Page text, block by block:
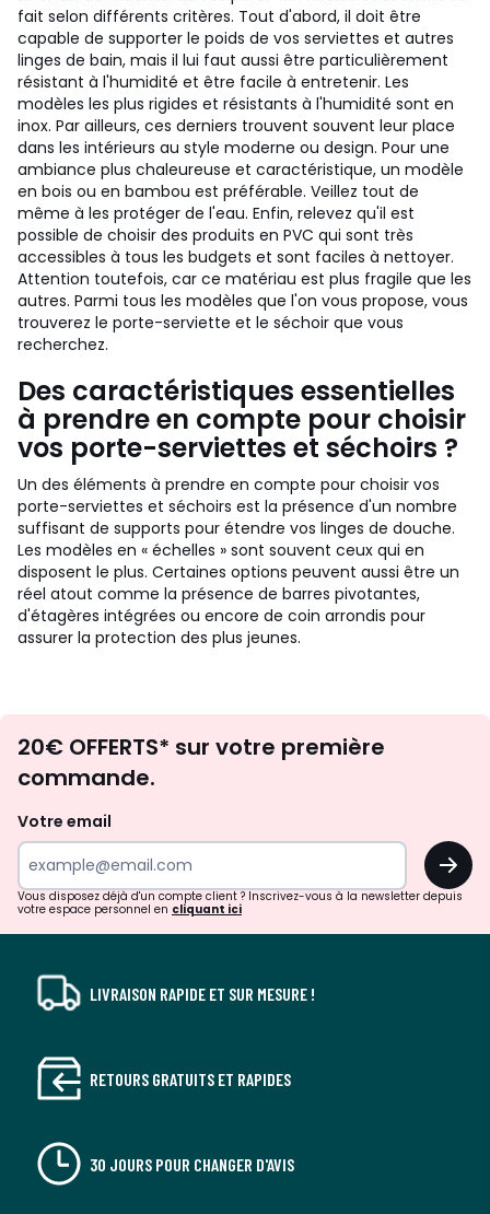
fait selon différents critères. Tout d'abord, il doit être
capable de supporter le poids de vos serviettes et autres
linges de bain, mais il lui faut aussi être particulièrement
résistant à l'humidité et être facile à entretenir. Les
modèles les plus rigides et résistants à l'humidité sont en
inox. Par ailleurs, ces derniers trouvent souvent leur place
dans les intérieurs au style moderne ou design. Pour une
ambiance plus chaleureuse et caractéristique, un modèle
en bois ou en bambou est préférable. Veillez tout de
même à les protéger de l'eau. Enfin, relevez qu'il est
possible de choisir des produits en PVC qui sont très
accessibles à tous les budgets et sont faciles à nettoyer.
Attention toutefois, car ce matériau est plus fragile que les
autres. Parmi tous les modèles que l'on vous propose, vous
trouverez le porte-serviette et le séchoir que vous
recherchez.
Des caractéristiques essentielles
à prendre en compte pour choisir
vos porte-serviettes et séchoirs ?
Un des éléments à prendre en compte pour choisir vos
porte-serviettes et séchoirs est la présence d'un nombre
suffisant de supports pour étendre vos linges de douche.
Les modèles en « échelles » sont souvent ceux qui en
disposent le plus. Certaines options peuvent aussi être un
réel atout comme la présence de barres pivotantes,
d'étagères intégrées ou encore de coin arrondis pour
assurer la protection des plus jeunes.
d'inspirations
surprises?
20€ OFFERTS* sur votre première
commande.
Votre email
OK
Vous disposez déjà d'un compte client ? Inscrivez-vous à la newsletter depuis
votre espace personnel en cliquant ici
LIVRAISON RAPIDE ET SUR MESURE !
RETOURS GRATUITS ET RAPIDES
30 JOURS POUR CHANGER D'AVIS